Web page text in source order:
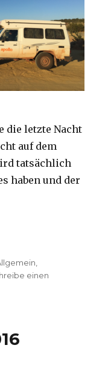
die letzte Nacht
auf dem
tatsächlich
haben und der
einen